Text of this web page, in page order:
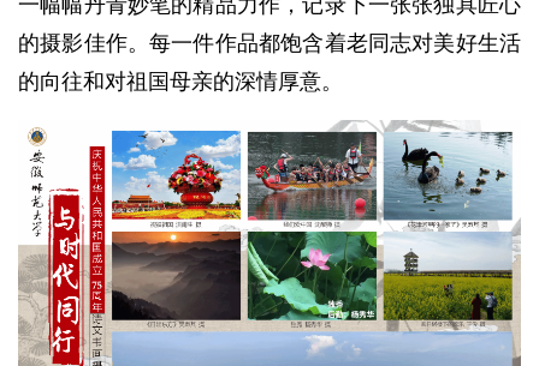
一幅幅丹青妙笔的精品力作，记录下一张张独具匠心
的摄影佳作。每一件作品都饱含着老同志对美好生活
的向往和对祖国母亲的深情厚意。